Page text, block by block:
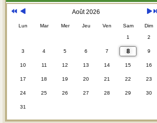
Août 2026
Lun Mar Mer Jeu Ven Sam Dim
1 2
3 4 5 6 7 8 9
10 11 12 13 14 15 16
17 18 19 20 21 22 23
24 25 26 27 28 29 30
31